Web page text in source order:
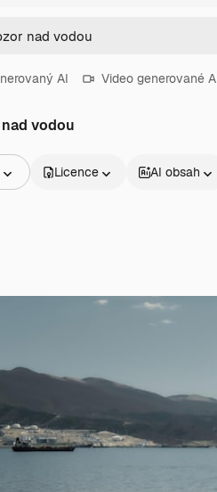
AI Video generované
vodou
Licence AI obsah
Kreativní platforma pro tvorbu vaší
práce. Více než 1 milion předplatitelů
kreativci, podniky, agenturami a studii.